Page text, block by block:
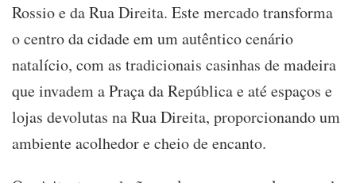
Rossio e da Rua Direita. Este mercado transforma
o centro da cidade em um autêntico cenário
natalício, com as tradicionais casinhas de madeira
que invadem a Praça da República e até espaços e
lojas devolutas na Rua Direita, proporcionando um
ambiente acolhedor e cheio de encanto.